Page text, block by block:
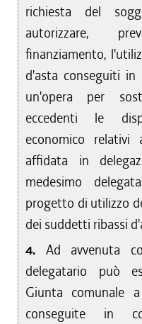
richiesta del
autorizzare,
finanziamento,
d'asta conseguiti in
un'opera per
eccedenti le
economico
affidata in
medesimo
progetto di utilizzo
dei suddetti ribassi
4. Ad avvenuta
delegatario può
Giunta comunale
conseguite in